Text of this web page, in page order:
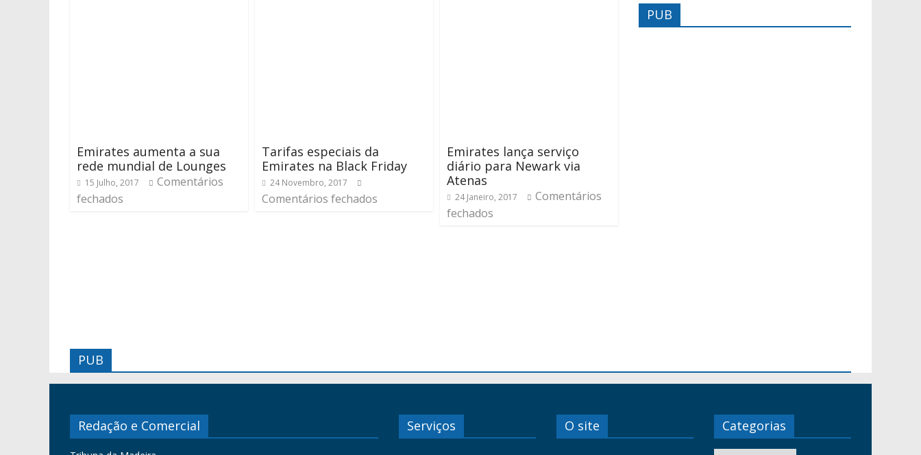
Emirates aumenta a sua
rede mundial de Lounges
15 Julho, 2017
Comentários
fechados
Tarifas especiais da
Emirates na Black Friday
24 Novembro, 2017
Comentários fechados
Emirates lança serviço
diário para Newark via
Atenas
24 Janeiro, 2017
Comentários
fechados
PUB
PUB
Redação e Comercial Serviços O site Categorias